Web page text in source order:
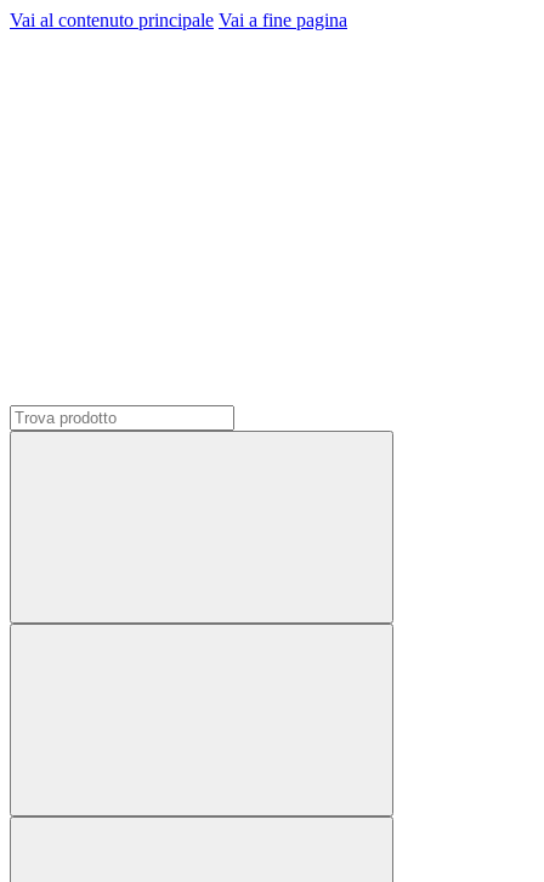
Vai al contenuto principale Vai a fine pagina